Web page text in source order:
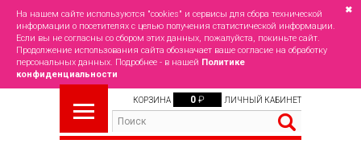
На нашем сайте используются "cookies" и сервисы для сбора технической
информации о посетителях с целью получения статистической информации.
Если вы не согласны со сбором этих данных, пожалуйста, покиньте сайт.
Продолжение использования сайта обозначает ваше согласие на обработку
персональных данных. Подробнее - в нашей Политике
конфиденциальности
✖
КОРЗИНА 0 ₽ ЛИЧНЫЙ КАБИНЕТ